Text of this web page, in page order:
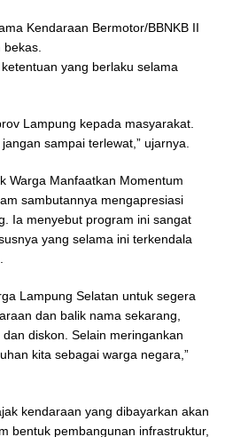
Kendaraan Bermotor/BBNKB II
yang berlaku selama
Lampung kepada masyarakat.
sampai terlewat,” ujarnya.
Warga Manfaatkan Momentum
sambutannya mengapresiasi
Ia menyebut program ini sangat
yang selama ini terkendala
Lampung Selatan untuk segera
dan balik nama sekarang,
diskon. Selain meringankan
kita sebagai warga negara,”
kendaraan yang dibayarkan akan
bentuk pembangunan infrastruktur,